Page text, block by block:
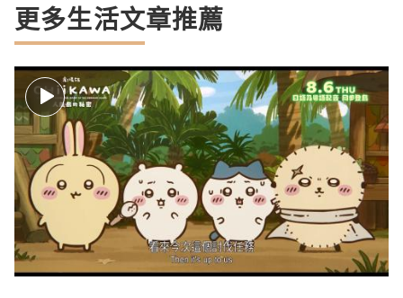
更多生活文章推薦